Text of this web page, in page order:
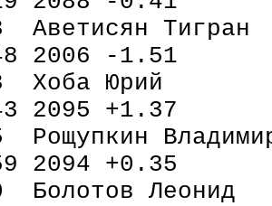
2006 -1.51
Юрий
2095 +1.37
2094 +0.35